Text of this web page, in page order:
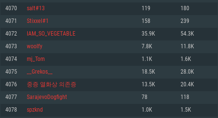
Memória: 4GB
Placa Gráfica: Placa com DirectX 11: AMD Radeon 77XX / NVIDIA GeForce
GTX 660. Resolução mínima suportada: 720p
Network: Internet de banda larga.
Disco: 23,1 GB
Recomendado
Memória: 6 GB
Placa Gráfica: Intel Iris Pro 5200 (Mac), equivalentes AMD/Nvidia para Mac.
Resolução mínima suportada: 720p com suporte Metal.
Network: Internet de banda larga.
Disco: 21,5 GB
Recomendado
Memória: 4 GB
Placa Gráfica: NVIDIA 660 com os drivers mais recentes (não mais de 6
meses) / equivalentes AMD com os drivers mais recentes com suporte
Vulkan (não mais de 6 meses); Resolução mínima suportada: 720p.
Network: Internet de banda larga.
Disco: 21,5 GB
Recomendado
Sistema Operativo: Ubuntu 20.04 64bit
Processador: Intel Core i7
4070 salt#13 119 180
4071 Stixxel#1 158 239
4072 IAM_SO_VEGETABLE 35.9K 54.3K
4073 wooIfy 7.8K 11.8K
4074 mj_Tom 1.1K 1.6K
4075 __Grekos__ 18.5K 28.0K
4076 중증 열화상 의존증 13.5K 20.4K
4077 SarajevoDogfight 78 118
4078 spzknd 1.0K 1.5K